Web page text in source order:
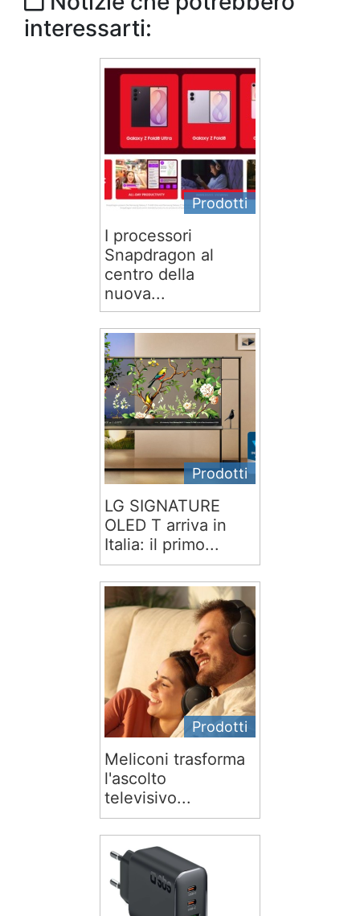
interessarti:
Prodotti
I processori
Snapdragon al
centro della
nuova...
Prodotti
LG SIGNATURE
OLED T arriva in
Italia: il primo...
Prodotti
Meliconi trasforma
l'ascolto
televisivo...